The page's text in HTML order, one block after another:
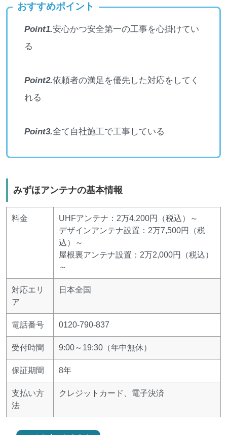
おすすめポイント
Point1.安心かつ安全第一の工事を心掛けてい
る
Point2.依頼者の満足を優先した対応をしてく
れる
Point3.全て自社施工で工事している
みずほアンテナの基本情報
料金
UHFアンテナ：2万4,200円（税込）～
デザインアンテナ設置：2万7,500円（税
込）～
屋根裏アンテナ設置：2万2,000円（税込）
～
対応エリ
ア
日本全国
電話番号 0120-790-837
受付時間 9:00～19:30（年中無休）
保証期間 8年
支払い方
法
クレジットカード、電子決済